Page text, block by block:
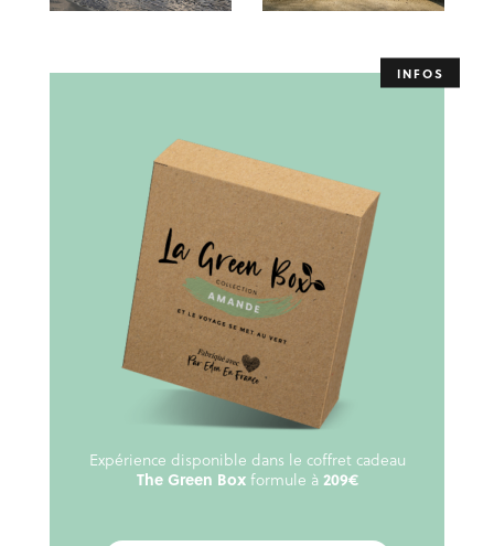
Expérience disponible dans le coffret cadeau
The Green Box formule à209€